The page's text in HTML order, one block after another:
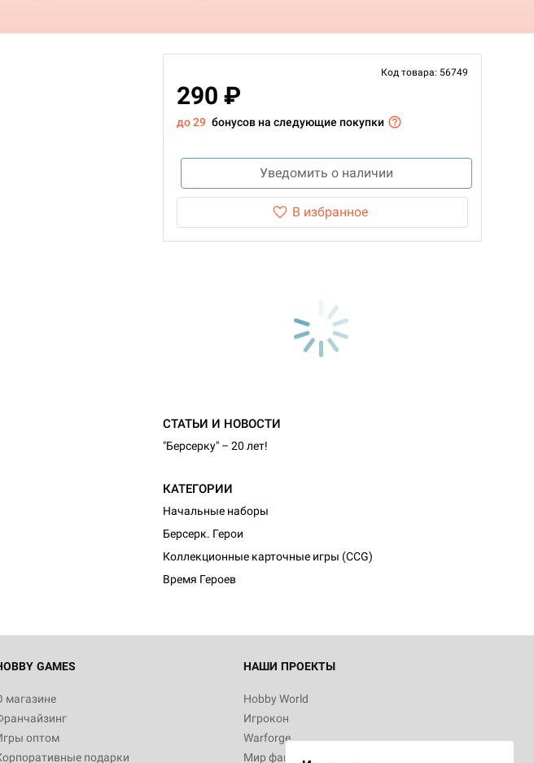
Код товара: 56749
290 ₽
до 29 бонусов на следующие покупки
Уведомить о наличии
В избранное
СТАТЬИ И НОВОСТИ
"Берсерку" – 20 лет!
КАТЕГОРИИ
Начальные наборы
Берсерк. Герои
Коллекционные карточные игры (CCG)
Время Героев
GAMES
магазине
оптом
подарки
НАШИ ПРОЕКТЫ
Hobby World
Игрокон
Warforge
Мир фантастики
Настольная игра Hobby World Монстры
Белая смерть
12 990
Настольная игра Hobby World Ужас